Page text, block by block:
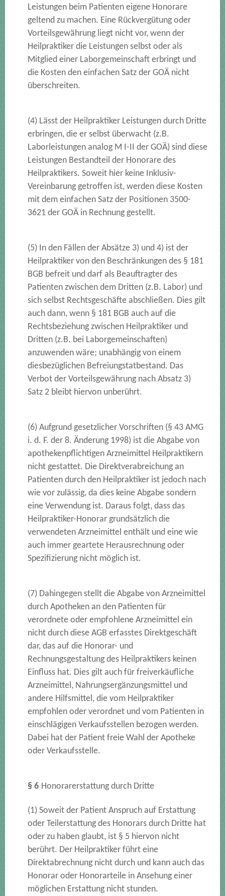
Leistungen beim Patienten eigene Honorare
geltend zu machen. Eine Rückvergütung oder
Vorteilsgewährung liegt nicht vor, wenn der
Heilpraktiker die Leistungen selbst oder als
Mitglied einer Laborgemeinschaft erbringt und
die Kosten den einfachen Satz der GOÄ nicht
überschreiten.
(4) Lässt der Heilpraktiker Leistungen durch Dritte
erbringen, die er selbst überwacht (z.B.
Laborleistungen analog M I-II der GOÄ) sind diese
Leistungen Bestandteil der Honorare des
Heilpraktikers. Soweit hier keine Inklusiv-
Vereinbarung getroffen ist, werden diese Kosten
mit dem einfachen Satz der Positionen 3500-
3621 der GOÄ in Rechnung gestellt.
(5) In den Fällen der Absätze 3) und 4) ist der
Heilpraktiker von den Beschränkungen des § 181
BGB befreit und darf als Beauftragter des
Patienten zwischen dem Dritten (z.B. Labor) und
sich selbst Rechtsgeschäfte abschließen. Dies gilt
auch dann, wenn § 181 BGB auch auf die
Rechtsbeziehung zwischen Heilpraktiker und
Dritten (z.B. bei Laborgemeinschaften)
anzuwenden wäre; unabhängig von einem
diesbezüglichen Befreiungstatbestand. Das
Verbot der Vorteilsgewährung nach Absatz 3)
Satz 2 bleibt hiervon unberührt.
(6) Aufgrund gesetzlicher Vorschriften (§ 43 AMG
i. d. F. der 8. Änderung 1998) ist die Abgabe von
apothekenpflichtigen Arzneimittel Heilpraktikern
nicht gestattet. Die Direktverabreichung an
Patienten durch den Heilpraktiker ist jedoch nach
wie vor zulässig, da dies keine Abgabe sondern
eine Verwendung ist. Daraus folgt, dass das
Heilpraktiker-Honorar grundsätzlich die
verwendeten Arzneimittel enthält und eine wie
auch immer geartete Herausrechnung oder
Spezifizierung nicht möglich ist.
(7) Dahingegen stellt die Abgabe von Arzneimittel
durch Apotheken an den Patienten für
verordnete oder empfohlene Arzneimittel ein
nicht durch diese AGB erfasstes Direktgeschäft
dar, das auf die Honorar- und
Rechnungsgestaltung des Heilpraktikers keinen
Einfluss hat. Dies gilt auch für freiverkäufliche
Arzneimittel, Nahrungsergänzungsmittel und
andere Hilfsmittel, die vom Heilpraktiker
empfohlen oder verordnet und vom Patienten in
einschlägigen Verkaufsstellen bezogen werden.
Dabei hat der Patient freie Wahl der Apotheke
oder Verkaufsstelle.
§ 6 Honorarerstattung durch Dritte
(1) Soweit der Patient Anspruch auf Erstattung
oder Teilerstattung des Honorars durch Dritte hat
oder zu haben glaubt, ist § 5 hiervon nicht
berührt. Der Heilpraktiker führt eine
Direktabrechnung nicht durch und kann auch das
Honorar oder Honorarteile in Ansehung einer
möglichen Erstattung nicht stunden.